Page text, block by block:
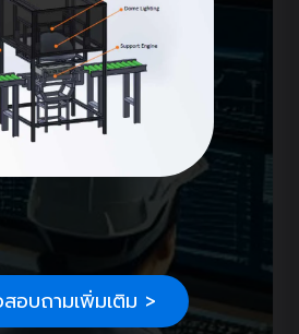
อบถามเพิ่มเติม >